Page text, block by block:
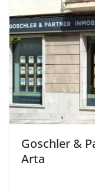
Goschler &
Arta